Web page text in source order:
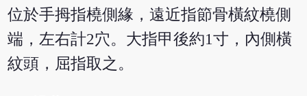
位於手拇指橈側緣，遠近指節骨橫紋橈側
端，左右計2穴。大指甲後約1寸，內側橫
紋頭，屈指取之。